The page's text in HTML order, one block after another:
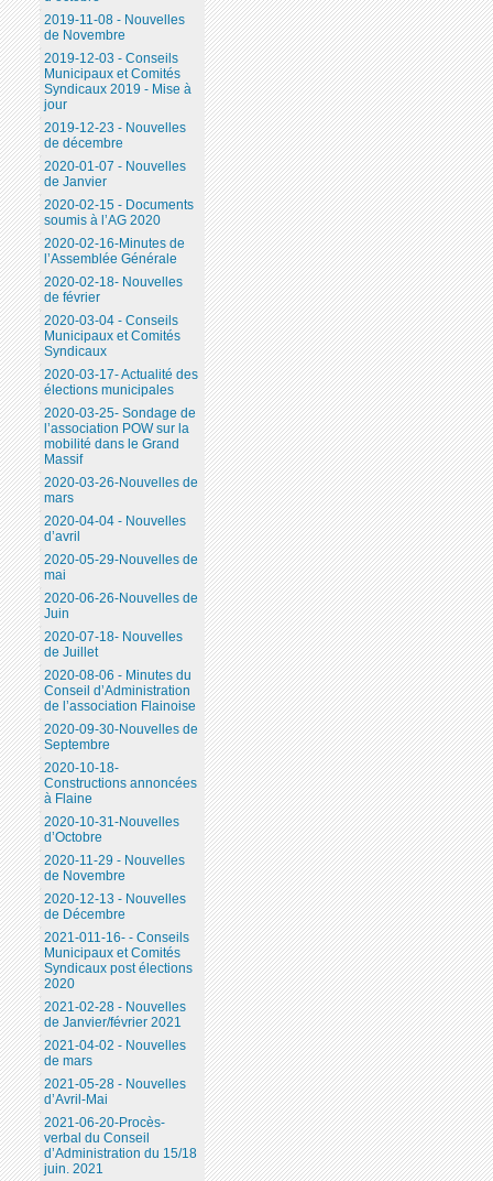
2019-11-08 - Nouvelles
de Novembre
2019-12-03 - Conseils
Municipaux et Comités
Syndicaux 2019 - Mise à
jour
2019-12-23 - Nouvelles
de décembre
2020-01-07 - Nouvelles
de Janvier
2020-02-15 - Documents
soumis à l’AG 2020
2020-02-16-Minutes de
l’Assemblée Générale
2020-02-18- Nouvelles
de février
2020-03-04 - Conseils
Municipaux et Comités
Syndicaux
2020-03-17- Actualité des
élections municipales
2020-03-25- Sondage de
l’association POW sur la
mobilité dans le Grand
Massif
2020-03-26-Nouvelles de
mars
2020-04-04 - Nouvelles
d’avril
2020-05-29-Nouvelles de
mai
2020-06-26-Nouvelles de
Juin
2020-07-18- Nouvelles
de Juillet
2020-08-06 - Minutes du
Conseil d’Administration
de l’association Flainoise
2020-09-30-Nouvelles de
Septembre
2020-10-18-
Constructions annoncées
à Flaine
2020-10-31-Nouvelles
d’Octobre
2020-11-29 - Nouvelles
de Novembre
2020-12-13 - Nouvelles
de Décembre
2021-011-16- - Conseils
Municipaux et Comités
Syndicaux post élections
2020
2021-02-28 - Nouvelles
de Janvier/février 2021
2021-04-02 - Nouvelles
de mars
2021-05-28 - Nouvelles
d’Avril-Mai
2021-06-20-Procès-
verbal du Conseil
d’Administration du 15/18
juin. 2021